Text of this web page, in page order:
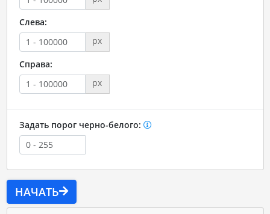
Слева:
px
Справа:
px
Задать порог черно-белого:
НАЧАТЬ